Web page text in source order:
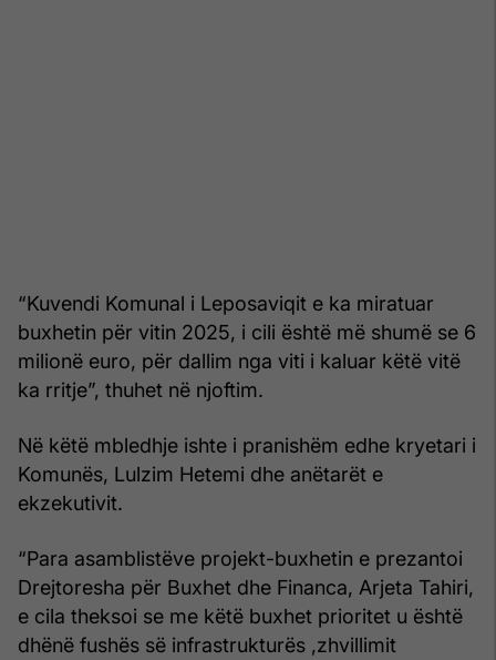
“Kuvendi Komunal i Leposaviqit e ka miratuar
buxhetin për vitin 2025, i cili është më shumë se 6
milionë euro, për dallim nga viti i kaluar këtë vitë
ka rritje”, thuhet në njoftim.
Në këtë mbledhje ishte i pranishëm edhe kryetari i
Komunës, Lulzim Hetemi dhe anëtarët e
ekzekutivit.
“Para asamblistëve projekt-buxhetin e prezantoi
Drejtoresha për Buxhet dhe Financa, Arjeta Tahiri,
e cila theksoi se me këtë buxhet prioritet u është
dhënë fushës së infrastrukturës ,zhvillimit